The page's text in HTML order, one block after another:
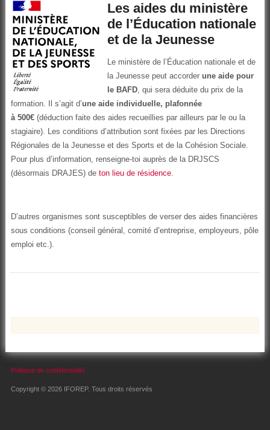
Les aides du ministère
de l’Éducation nationale
et de la Jeunesse
Le ministère de l’Éducation nationale et de
la Jeunesse peut accorder une aide pour
le BAFD, qui sera déduite du prix de la
formation. Il s’agit d’une aide individuelle, plafonnée
à 500€ (déduction faite des aides recueillies par ailleurs par le ou la
stagiaire). Les conditions d’attribution sont fixées par les Directions
Régionales de la Jeunesse et des Sports et de la Cohésion Sociale.
Pour plus d’information, renseigne-toi auprès de la DRJSCS
(désormais DRAJES) de ton lieu de résidence.
D’autres organismes sont susceptibles de verser des aides financières
sous conditions (conseil général, comité d’entreprise, employeurs, pôle
emploi etc.).
Politique de confidentialité
Copyright © 2026 IFOREP. Tous droits réservés